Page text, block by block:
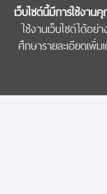
เว็บไซต์นี้มีการใช้งาน
ใช้งานเว็บไซต์ได้อ
ศึกษารายละเอียดเพิ่ม
COPYRIGHT © 2022 ส